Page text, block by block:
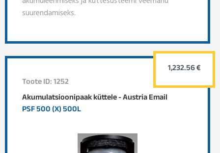
suurendamiseks.
Toote ID: 1252
Akumulatsioonipaak küttele - Austria Email
PSF 500 (X) 500L
1,232.56 €